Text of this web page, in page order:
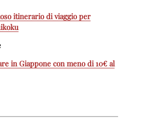
itinerario di viaggio per
in Giappone con meno di 10€ al